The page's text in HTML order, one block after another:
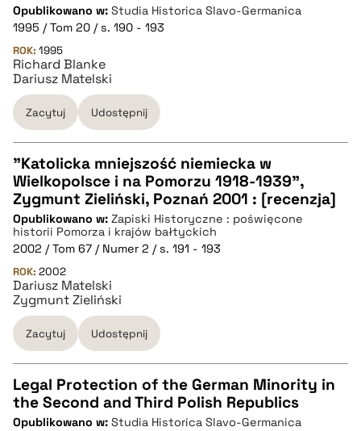
pobierz cytat
BIBTEX
pobierz cytat
Opublikowano w: Studia Historica Slavo-Germanica
1995 / Tom 20 / s. 190 - 193
ROK: 1995
Richard Blanke
Dariusz Matelski
Zacytuj Udostępnij
CZYSTY TEKST
pobierz cytat
BIBTEX
pobierz cytat
"Katolicka mniejszość niemiecka w
Wielkopolsce i na Pomorzu 1918-1939",
Zygmunt Zieliński, Poznań 2001 : [recenzja]
Opublikowano w: Zapiski Historyczne : poświęcone
historii Pomorza i krajów bałtyckich
2002 / Tom 67 / Numer 2 / s. 191 - 193
ROK: 2002
Dariusz Matelski
Zygmunt Zieliński
Zacytuj Udostępnij
CZYSTY TEKST
Legal Protection of the German Minority in
the Second and Third Polish Republics
Opublikowano w: Studia Historica Slavo-Germanica